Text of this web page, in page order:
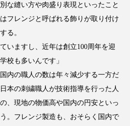
な縫い方や肉盛り表現といったこと
フレンジと呼ばれる飾りが取り付け
る。
いますし、近年は創立100周年を迎
校も多いんです」
内の職人の数は年々減少する一方だ
本の刺繍職人が技術指導を行った人
、現地の物価高や国内の円安といっ
。フレンジ製造も、おそらく国内で